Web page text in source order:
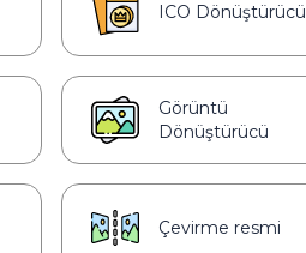
ICO Dönüştürücü
Görüntü
Dönüştürücü
Çevirme resmi